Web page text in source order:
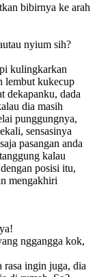
bibirnya ke arah
nyium sih?
kulingkarkan
lembut kukecup
dekapanku, dada
dia masih
punggungnya,
sensasinya
pasangan anda
kalau
posisi itu,
mengakhiri
nggangga kok,
rasa ingin juga, dia